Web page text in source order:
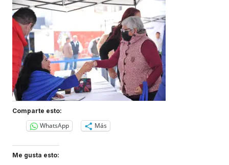
Comparte esto:
WhatsApp Más
Me gusta esto: